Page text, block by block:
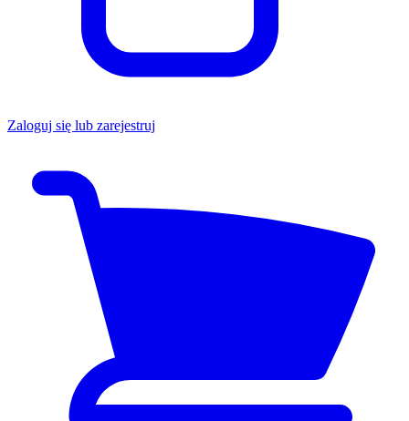
Zaloguj się lub zarejestruj